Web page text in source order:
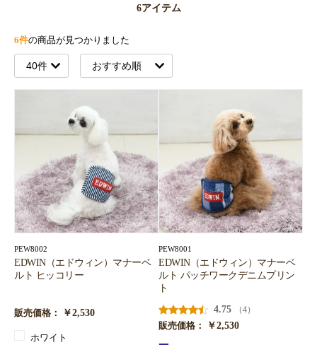
6アイテム
6件の商品が見つかりました
PEW8002
EDWIN（エドウィン）マナーベ
ルト ヒッコリー
販売価格： ￥2,530
ホワイト
PEW8001
EDWIN（エドウィン）マナーベ
ルト パッチワークデニムプリン
ト
4.75
（4）
販売価格：
￥2,530